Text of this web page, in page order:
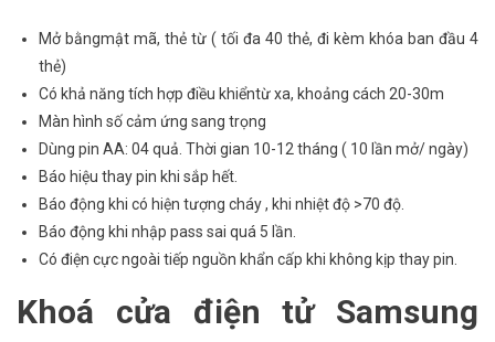
Mở bằngmật mã, thẻ từ ( tối đa 40 thẻ, đi kèm khóa ban đầu 4
thẻ)
Có khả năng tích hợp điều khiểntừ xa, khoảng cách 20-30m
Màn hình số cảm ứng sang trọng
Dùng pin AA: 04 quả. Thời gian 10-12 tháng ( 10 lần mở/ ngày)
Báo hiệu thay pin khi sắp hết.
Báo động khi có hiện tượng cháy , khi nhiệt độ >70 độ.
Báo động khi nhập pass sai quá 5 lần.
Có điện cực ngoài tiếp nguồn khẩn cấp khi không kịp thay pin.
Khoá cửa điện tử Samsung